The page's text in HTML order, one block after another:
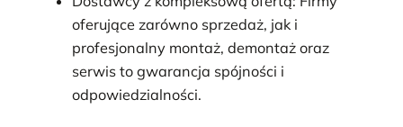
oferujące zarówno sprzedaż, jak i
profesjonalny montaż, demontaż oraz
serwis to gwarancja spójności i
odpowiedzialności.